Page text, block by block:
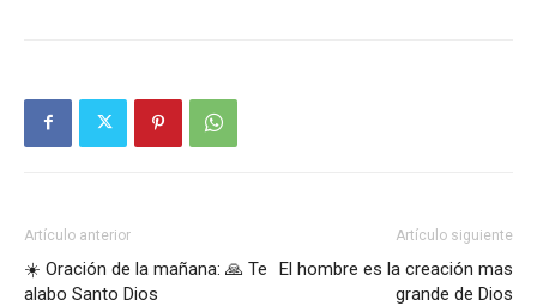
Artículo anterior
☀️ Oración de la mañana: 🙏 Te
alabo Santo Dios
Artículo siguiente
El hombre es la creación mas
grande de Dios